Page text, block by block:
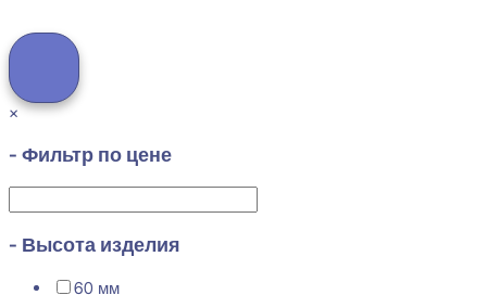
×
- Фильтр по цене
- Высота изделия
60 мм